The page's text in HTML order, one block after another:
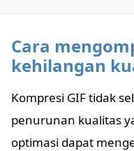
Cara
kehilangan
Kompresi GIF tidak
penurunan kualitas
optimasi dapat